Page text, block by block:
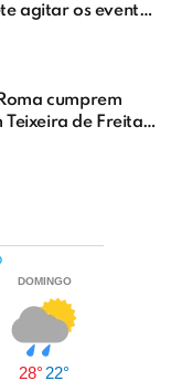
agitar os eventos
cumprem
de Freitas
o Extremo Sul